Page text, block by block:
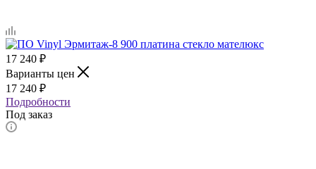
17 240 ₽
Варианты цен
17 240 ₽
Подробности
Под заказ